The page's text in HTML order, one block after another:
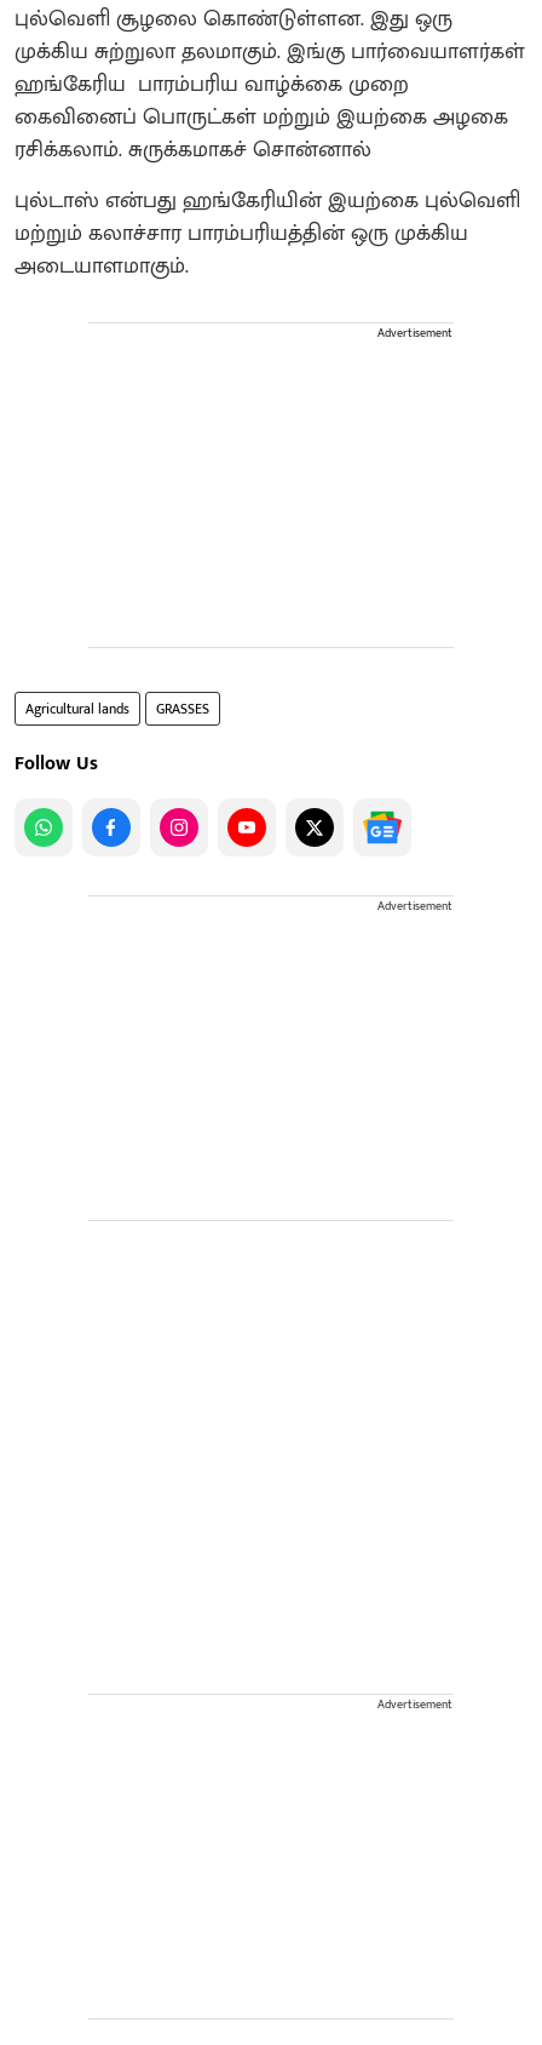
புல்வெளி சூழலை கொண்டுள்ளன. இது ஒரு
முக்கிய சுற்றுலா தலமாகும். இங்கு பார்வையாளர்கள்
ஹங்கேரிய பாரம்பரிய வாழ்க்கை முறை
கைவினைப் பொருட்கள் மற்றும் இயற்கை அழகை
ரசிக்கலாம். சுருக்கமாகச் சொன்னால்
புல்டாஸ் என்பது ஹங்கேரியின் இயற்கை புல்வெளி
மற்றும் கலாச்சார பாரம்பரியத்தின் ஒரு முக்கிய
அடையாளமாகும்.
Advertisement
Agricultural lands GRASSES
Follow Us
Advertisement
Advertisement